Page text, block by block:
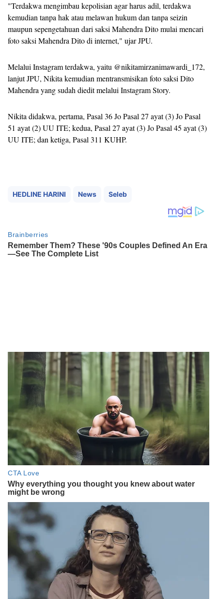
"Terdakwa mengimbau kepolisian agar harus adil, terdakwa
kemudian tanpa hak atau melawan hukum dan tanpa seizin
maupun sepengetahuan dari saksi Mahendra Dito mulai mencari
foto saksi Mahendra Dito di internet," ujar JPU.
Melalui Instagram terdakwa, yaitu @nikitamirzanimawardi_172,
lanjut JPU, Nikita kemudian mentransmisikan foto saksi Dito
Mahendra yang sudah diedit melalui Instagram Story.
Nikita didakwa, pertama, Pasal 36 Jo Pasal 27 ayat (3) Jo Pasal
51 ayat (2) UU ITE; kedua, Pasal 27 ayat (3) Jo Pasal 45 ayat (3)
UU ITE; dan ketiga, Pasal 311 KUHP.
HEDLINE HARINI News Seleb